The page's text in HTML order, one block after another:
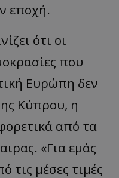
εποχή.
ότι οι
που
Ευρώπη δεν
Κύπρου, η
από τα
«Για εμάς
τις μέσες τιμές